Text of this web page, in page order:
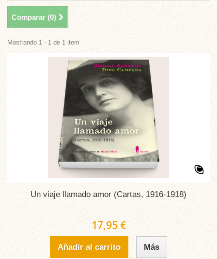
Comparar (0)
Mostrando 1 - 1 de 1 item
Un viaje llamado amor (Cartas, 1916-1918)
17,95 €
Añadir al carrito Más